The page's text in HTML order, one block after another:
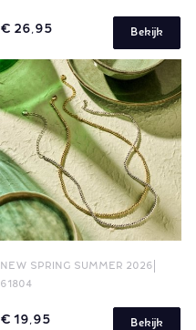
€ 26,95 Bekijk
NEW SPRING SUMMER 2026
61804
€ 19,95 Bekijk